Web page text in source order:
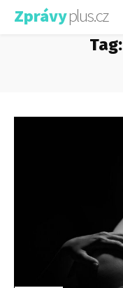
Zprávyplus.cz
Tag: